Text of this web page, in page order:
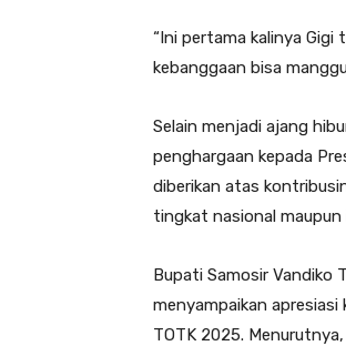
“Ini pertama kalinya Gigi
kebanggaan bisa
Selain menjadi ajang
penghargaan kepada
diberikan atas
tingkat nasional maupun
Bupati Samosir Vandiko
menyampaikan
TOTK 2025.